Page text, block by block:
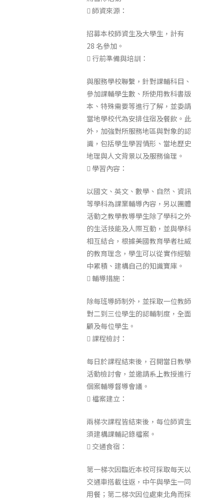
 師資來源：
招募本校師資生及大學生，計有
28 名參加。
 行前準備與培訓：
與服務學校聯繫，針對課輔科目、
參加課輔學生數、所使用教科書版
本、特殊需要等進行了解，並委請
當地學校代為安排住宿及餐飲。此
外，加強對所服務地區與對象的認
識，包括學生學習情形、當地歷史
地理與人文背景以及服務倫理。
 學習內容：
以國文、英文、數學、自然、資訊
等學科為課業輔導內容，另以團體
活動之教學教導學生除了學科之外
的生活技能及人際互動，並與學科
相互結合，根據美國教育學者杜威
的教育理念，學生可以從實作經驗
中累積、建構自己的知識寶庫。
 輔導措施：
除每班導師制外，並採取一位教師
對二到三位學生的認輔制度，全面
顧及每位學生。
 課程檢討：
每日於課程結束後，召開當日教學
活動檢討會，並邀請系上教授進行
個案輔導督導會議。
 檔案建立：
兩梯次課程皆結束後，每位師資生
須建構課輔記錄檔案。
 交通食宿：
第一梯次因臨近本校可採取每天以
交通車搭載往返，中午與學生一同
用餐；第二梯次因位處東北角而採